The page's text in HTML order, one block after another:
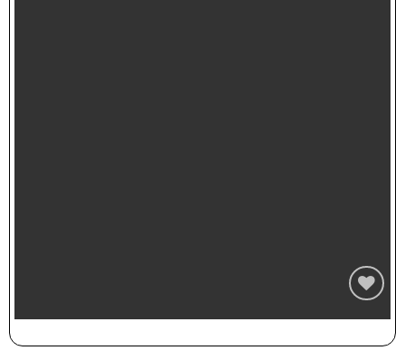
Zur
hinzufügen